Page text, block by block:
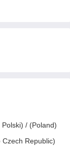
/ (Poland)
Czech Republic)